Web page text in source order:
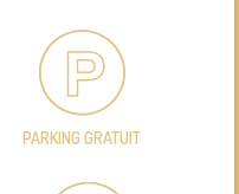
PARKING GRATUIT